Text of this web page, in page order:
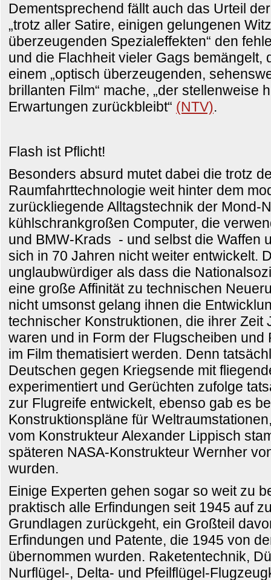
Dementsprechend fällt auch das Urteil
„trotz aller Satire, einigen gelungenen
überzeugenden Spezialeffekten“ den
und die Flachheit vieler Gags bemängelt,
einem „optisch überzeugenden,
brillanten Film“ mache, „der stellenweise
Erwartungen zurückbleibt“ (NTV).
Flash ist Pflicht!
Besonders absurd mutet dabei die trotz
Raumfahrttechnologie weit hinter dem
zurückliegende Alltagstechnik der Mond-
kühlschrankgroßen Computer, die
und BMW-Krads - und selbst die Waffen
sich in 70 Jahren nicht weiter entwickelt.
unglaubwürdiger als dass die
eine große Affinität zu technischen
nicht umsonst gelang ihnen die
technischer Konstruktionen, die ihrer Zeit
waren und in Form der Flugscheiben und
im Film thematisiert werden. Denn
Deutschen gegen Kriegsende mit
experimentiert und Gerüchten zufolge
zur Flugreife entwickelt, ebenso gab es
Konstruktionspläne für
vom Konstrukteur Alexander Lippisch
späteren NASA-Konstrukteur Wernher
wurden.
Einige Experten gehen sogar so weit zu
praktisch alle Erfindungen seit 1945 auf
Grundlagen zurückgeht, ein Großteil
Erfindungen und Patente, die 1945 von
übernommen wurden. Raketentechnik,
Nurflügel-, Delta- und Pfeilflügel-